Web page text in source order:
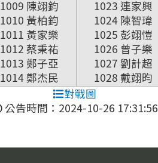
1009 陳翊鈞
1010 黃柏鈞
1011 黃家樂
1012 蔡秉祐
1013 鄭子亞
1014 鄭杰民
1023 連家興
1024 陳智瑋
1025 彭翊愷
1026 曾子樂
1027 劉計超
1028 戴翊昀
對戰圖
公告時間：2024-10-26 17:31:56